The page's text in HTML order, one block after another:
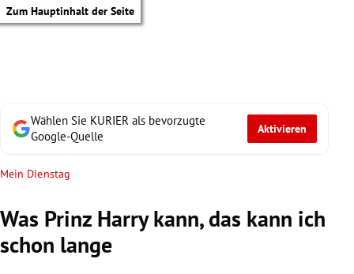
Zum Hauptinhalt der Seite
Wählen Sie KURIER als bevorzugte
Google-Quelle
Aktivieren
Mein Dienstag
Was Prinz Harry kann, das kann ich
schon lange